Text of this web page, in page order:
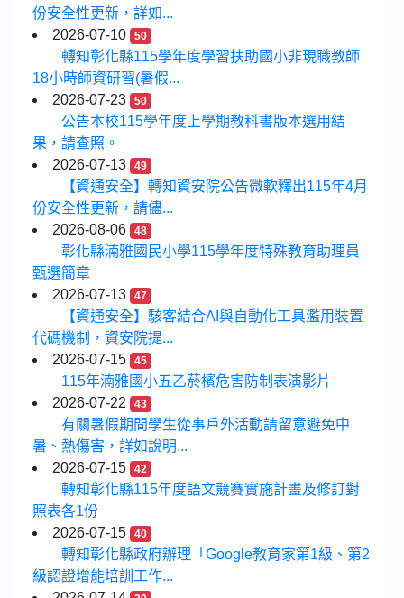
份安全性更新，詳如...
2026-07-10
50
轉知彰化縣115學年度學習扶助國小非現職教師
18小時師資研習(暑假...
2026-07-23
50
公告本校115學年度上學期教科書版本選用結
果，請查照。
2026-07-13
49
【資通安全】轉知資安院公告微軟釋出115年4月
份安全性更新，請儘...
2026-08-06
48
彰化縣湳雅國民小學115學年度特殊教育助理員
甄選簡章
2026-07-13
47
【資通安全】駭客結合AI與自動化工具濫用裝置
代碼機制，資安院提...
2026-07-15
45
115年湳雅國小五乙菸檳危害防制表演影片
2026-07-22
43
有關暑假期間學生從事戶外活動請留意避免中
暑、熱傷害，詳如說明...
2026-07-15
42
轉知彰化縣115年度語文競賽實施計畫及修訂對
照表各1份
2026-07-15
40
轉知彰化縣政府辦理「Google教育家第1級、第2
級認證增能培訓工作...